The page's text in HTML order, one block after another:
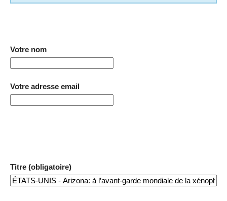
Votre nom
Votre adresse email
Titre (obligatoire)